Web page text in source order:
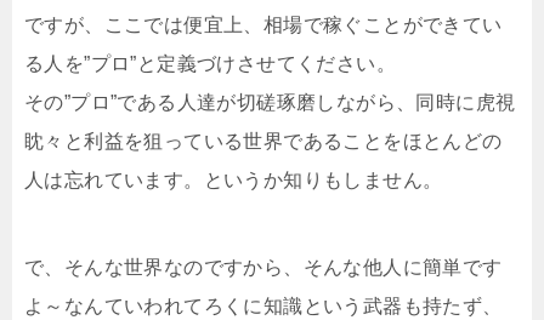
ですが、ここでは便宜上、相場で稼ぐことができてい
る人を”プロ”と定義づけさせてください。
その”プロ”である人達が切磋琢磨しながら、同時に虎視
眈々と利益を狙っている世界であることをほとんどの
人は忘れています。というか知りもしません。
で、そんな世界なのですから、そんな他人に簡単です
よ～なんていわれてろくに知識という武器も持たず、